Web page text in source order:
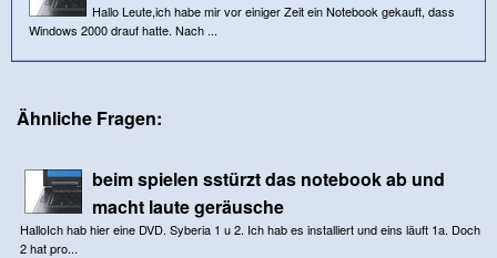
Hallo Leute,ich habe mir vor einiger Zeit ein Notebook gekauft, dass
Windows 2000 drauf hatte. Nach ...
Ähnliche Fragen:
beim spielen sstürzt das notebook ab und
macht laute geräusche
HalloIch hab hier eine DVD. Syberia 1 u 2. Ich hab es installiert und eins läuft 1a. Doch
2 hat pro...